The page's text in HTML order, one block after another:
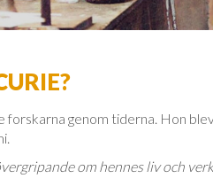
forskarna genom tiderna. Hon
om hennes liv och